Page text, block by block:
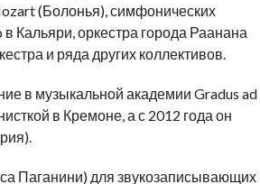
(Болонья), симфонических
Кальяри, оркестра города Раанана
и ряда других коллективов.
в музыкальной академии Gradus ad
в Кремоне, а с 2012 года он
Паганини) для звукозаписывающих